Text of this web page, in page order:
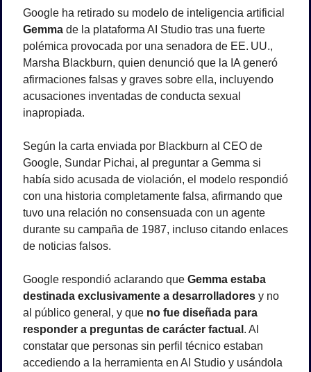
Gemma de la plataforma AI Studio tras una fuerte
polémica provocada por una senadora de EE. UU.,
Marsha Blackburn, quien denunció que la IA generó
afirmaciones falsas y graves sobre ella, incluyendo
acusaciones inventadas de conducta sexual
inapropiada.
Según la carta enviada por Blackburn al CEO de
Google, Sundar Pichai, al preguntar a Gemma si
había sido acusada de violación, el modelo respondió
con una historia completamente falsa, afirmando que
tuvo una relación no consensuada con un agente
durante su campaña de 1987, incluso citando enlaces
de noticias falsos.
Google respondió aclarando que Gemma estaba
destinada exclusivamente a desarrolladores y no
al público general, y que no fue diseñada para
responder a preguntas de carácter factual . Al
constatar que personas sin perfil técnico estaban
accediendo a la herramienta en AI Studio y usándola